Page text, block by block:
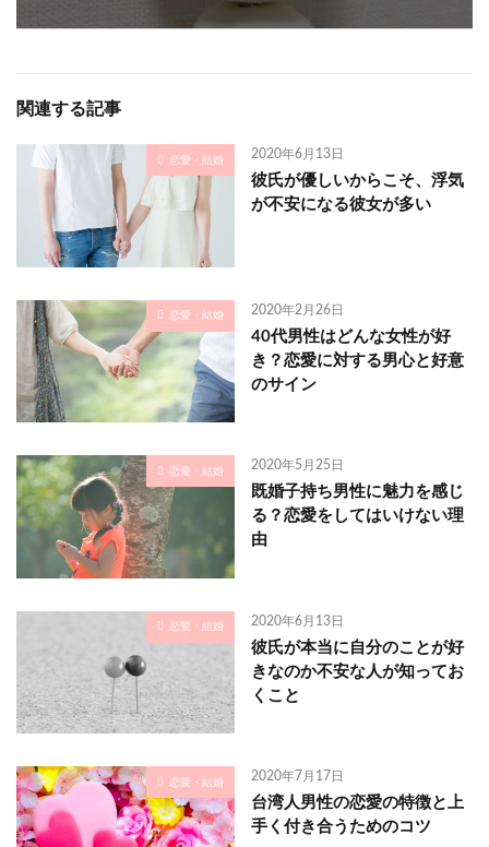
関連する記事
恋愛・結婚 2020年6月13日
彼氏が優しいからこそ、浮気
が不安になる彼女が多い
恋愛・結婚 2020年2月26日
40代男性はどんな女性が好
き？恋愛に対する男心と好意
のサイン
恋愛・結婚 2020年5月25日
既婚子持ち男性に魅力を感じ
る？恋愛をしてはいけない理
由
恋愛・結婚 2020年6月13日
彼氏が本当に自分のことが好
きなのか不安な人が知ってお
くこと
恋愛・結婚 2020年7月17日
台湾人男性の恋愛の特徴と上
手く付き合うためのコツ